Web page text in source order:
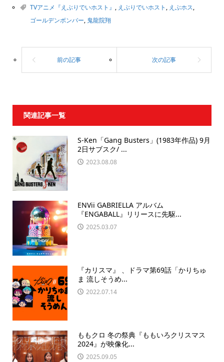
TVアニメ『えぶりでいホスト』 , えぶりでいホスト , えぶホス,
ゴールデンボンバー, 鬼龍院翔
関連記事一覧
S-Ken「Gang Busters」(1983年作品) 9月
2日サブスク/ ...
2023.08.08
ENVii GABRIELLA アルバム
『ENGABALL』リリースに先駆...
2025.03.07
『カリスマ』 、ドラマ第69話「かりちゅ
ま 流しそうめ...
2022.07.14
ももクロ 冬の祭典『ももいろクリスマス
2024』が映像化...
2025.09.05